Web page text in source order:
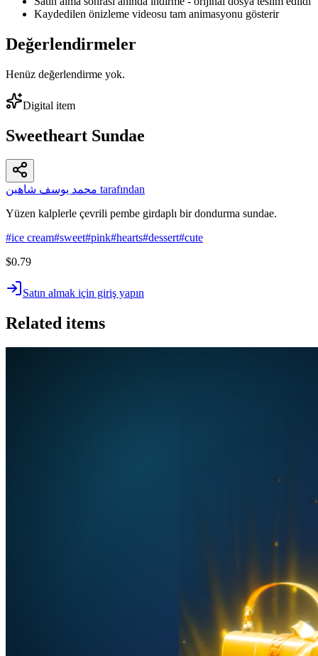
Kaydedilen önizleme videosu tam animasyonu gösterir
Değerlendirmeler
Henüz değerlendirme yok.
Digital item
Sweetheart Sundae
محمد يوسف شاهين tarafından
Yüzen kalplerle çevrili pembe girdaplı bir dondurma sundae.
#ice cream#sweet#pink#hearts#dessert#cute
$0.79
Satın almak için giriş yapın
Related items